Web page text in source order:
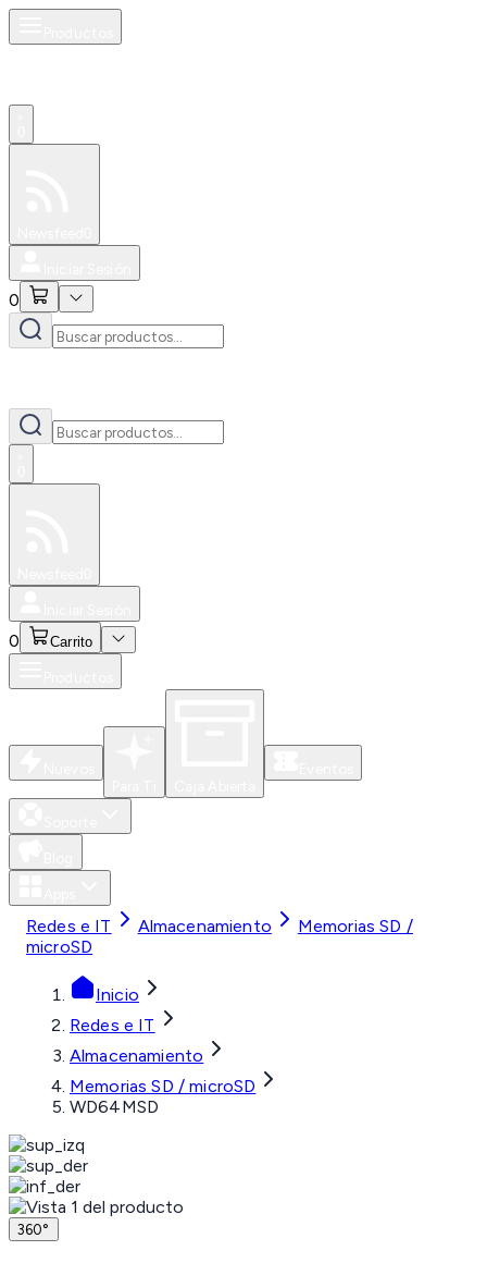
0
0 Carrito
Redes e IT Almacenamiento
Memorias SD /
microSD
Inicio
Redes e IT
Almacenamiento
Memorias SD / microSD
WD64MSD
360°